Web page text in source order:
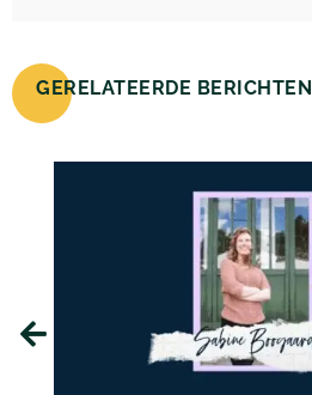
GERELATEERDE BERICHTEN